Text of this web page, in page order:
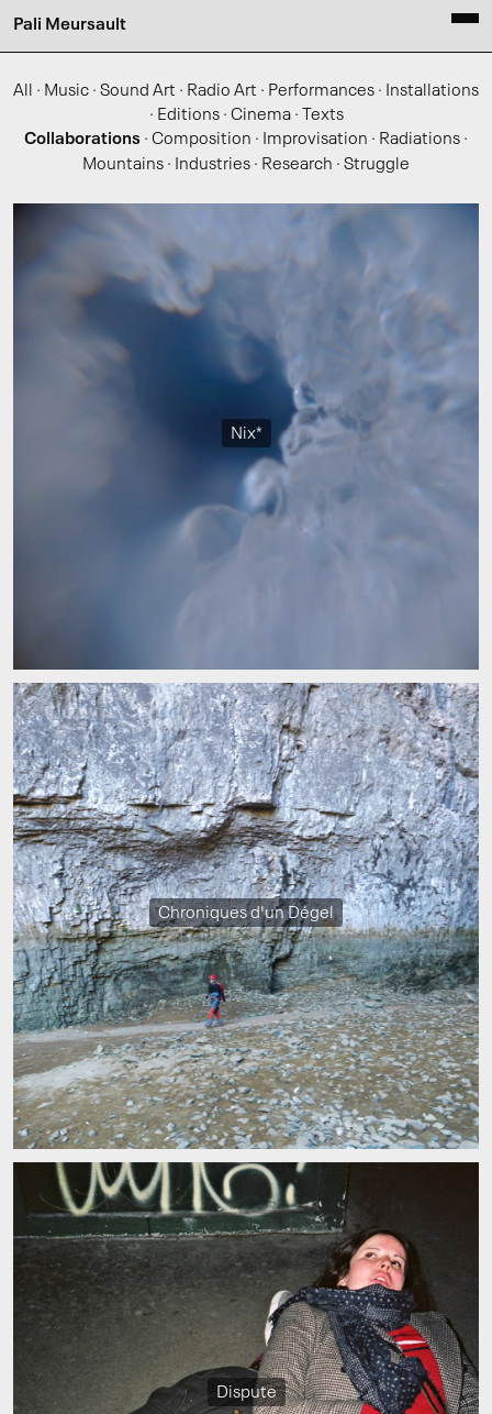
Pali Meursault
All · Music · Sound Art · Radio Art · Performances · Installations
· Editions· Cinema·
Texts
Collaborations · Composition · Improvisation · Radiations ·
Mountains · Industries · Research · Struggle
Nix*
Chroniques d'un Dégel
Dispute